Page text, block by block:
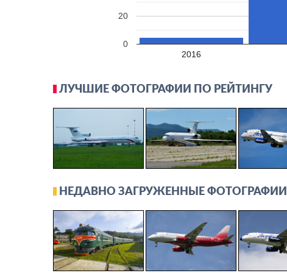
2016
0
20
ЛУЧШИЕ ФОТОГРАФИИ ПО РЕЙТИНГУ
НЕДАВНО ЗАГРУЖЕННЫЕ ФОТОГРАФИИ